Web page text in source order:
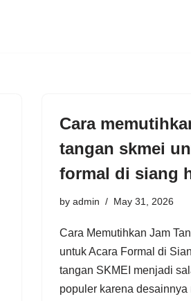
Cara
tangan skmei
formal di siang
by admin May 31, 2026
Cara Memutihkan Jam
untuk Acara Formal di
tangan SKMEI menjadi
populer karena desainnya